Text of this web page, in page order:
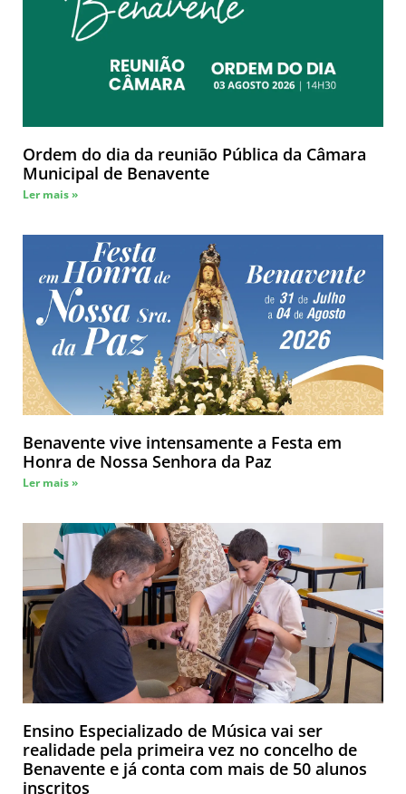
Ordem do dia da reunião Pública da Câmara
Municipal de Benavente
Ler mais »
Benavente vive intensamente a Festa em
Honra de Nossa Senhora da Paz
Ler mais »
Ensino Especializado de Música vai ser
realidade pela primeira vez no concelho de
Benavente e já conta com mais de 50 alunos
inscritos